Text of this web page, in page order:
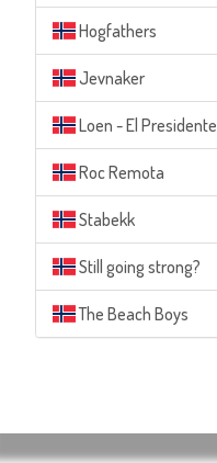
Hogfathers
Jevnaker
Loen - El Presidente
Roc Remota
Stabekk
Still going strong?
The Beach Boys